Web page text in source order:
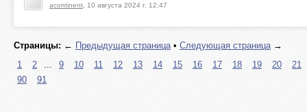
acontinent , 10 августа 2024 г. 12:47
Страницы: ← Предыдущая страница• Следующая страница→
1
2 ... 9 10 11 12 13 14 15 16 17 18 19 20
21
90
91